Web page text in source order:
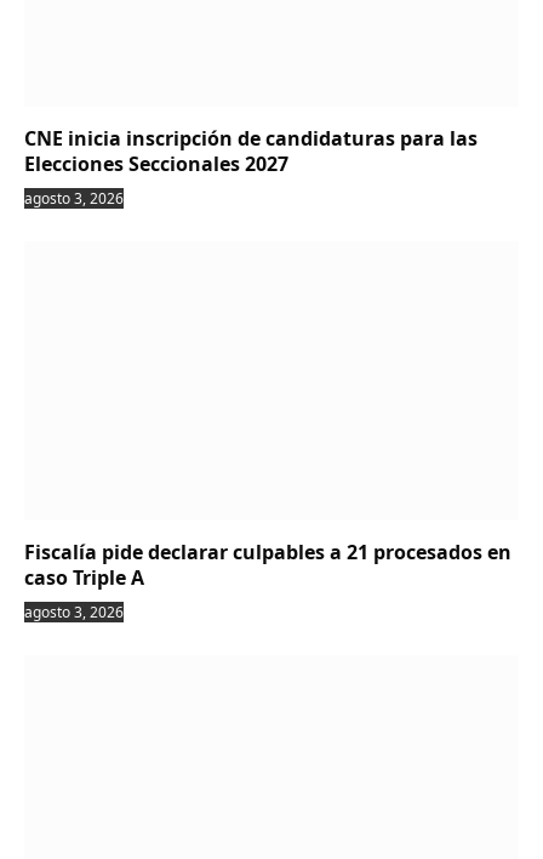
CNE inicia inscripción de candidaturas para las
Elecciones Seccionales 2027
agosto 3, 2026
Fiscalía pide declarar culpables a 21 procesados en
caso Triple A
agosto 3, 2026